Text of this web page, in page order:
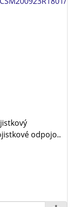
odpojo..